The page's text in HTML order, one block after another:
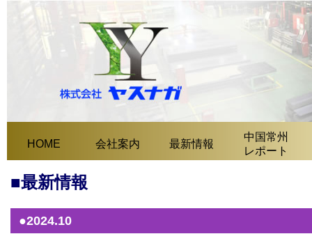
HOME 会社案内 最新情報
中国常州
レポート
■最新情報
●2024.10